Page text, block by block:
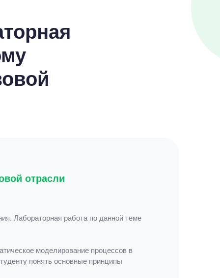
отрасли
Лабораторная работа по данной теме
моделирование процессов в
понять основные принципы